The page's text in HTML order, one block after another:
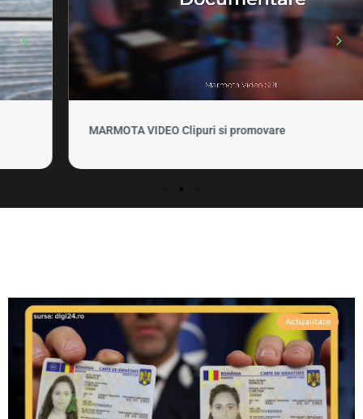
MARMOTA VIDEO Clipuri si promovare
Actualitate